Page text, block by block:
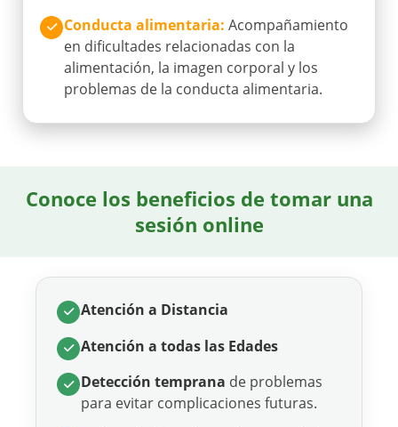
Conducta alimentaria: Acompañamiento
en dificultades relacionadas con la
alimentación, la imagen corporal y los
problemas de la conducta alimentaria.
Conoce los beneficios de tomar una
sesión online
Atención a Distancia
Atención a todas las Edades
Detección temprana de problemas
para evitar complicaciones futuras.